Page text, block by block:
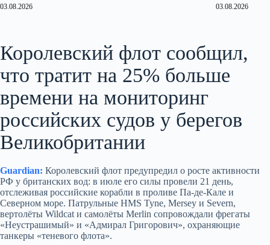
03.08.2026 03.08.2026
Королевский флот сообщил,
что тратит на 25% больше
времени на мониторинг
российских судов у берегов
Великобритании
Guardian: Королевский флот предупредил о росте активности
РФ у британских вод: в июле его силы провели 21 день,
отслеживая российские корабли в проливе Па-де-Кале и
Северном море. Патрульные HMS Tyne, Mersey и Severn,
вертолёты Wildcat и самолёты Merlin сопровождали фрегаты
«Неустрашимый» и «Адмирал Григорович», охраняющие
танкеры «теневого флота».